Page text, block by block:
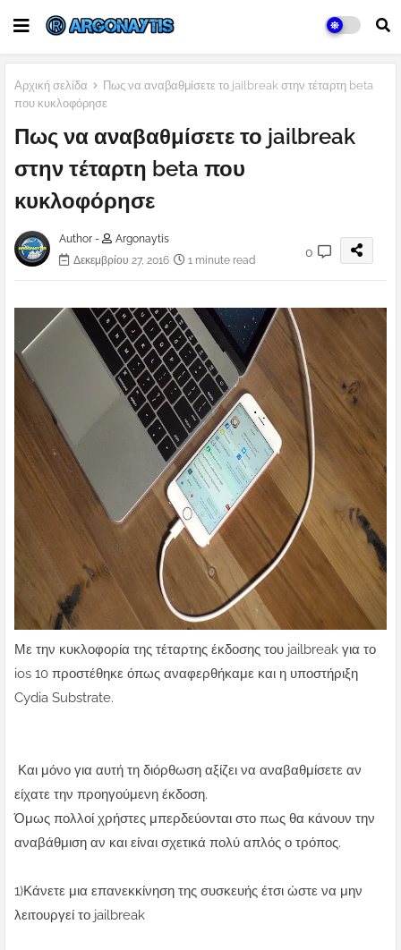
Αρχική σελίδα
Πως να αναβαθμίσετε το jailbreak στην τέταρτη beta
που κυκλοφόρησε
Πως να αναβαθμίσετε το jailbreak
στην τέταρτη beta που
κυκλοφόρησε
Author -
Argonaytis
Δεκεμβρίου 27, 2016
1 minute read
0
Με την κυκλοφορία της τέταρτης έκδοσης του jailbreak για το
ios 10 προστέθηκε όπως αναφερθήκαμε και η υποστήριξη
Cydia Substrate.
Και μόνο για αυτή τη διόρθωση αξίζει να αναβαθμίσετε αν
είχατε την προηγούμενη έκδοση.
Όμως πολλοί χρήστες μπερδεύονται στο πως θα κάνουν την
αναβάθμιση αν και είναι σχετικά πολύ απλός ο τρόπος.
1)Κάνετε μια επανεκκίνηση της συσκευής έτσι ώστε να μην
λειτουργεί το jailbreak